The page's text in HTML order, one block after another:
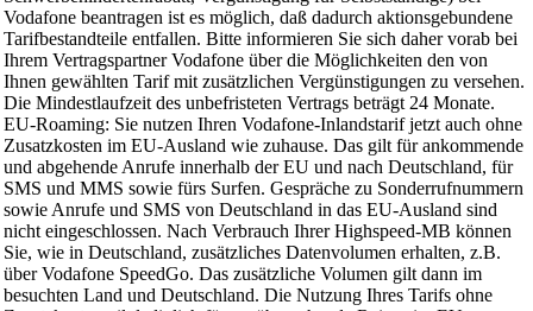
Vodafone beantragen ist es möglich, daß dadurch aktionsgebundene
Tarifbestandteile entfallen. Bitte informieren Sie sich daher vorab bei
Ihrem Vertragspartner Vodafone über die Möglichkeiten den von
Ihnen gewählten Tarif mit zusätzlichen Vergünstigungen zu versehen.
Die Mindestlaufzeit des unbefristeten Vertrags beträgt 24 Monate.
EU-Roaming: Sie nutzen Ihren Vodafone-Inlandstarif jetzt auch ohne
Zusatzkosten im EU-Ausland wie zuhause. Das gilt für ankommende
und abgehende Anrufe innerhalb der EU und nach Deutschland, für
SMS und MMS sowie fürs Surfen. Gespräche zu Sonderrufnummern
sowie Anrufe und SMS von Deutschland in das EU-Ausland sind
nicht eingeschlossen. Nach Verbrauch Ihrer Highspeed-MB können
Sie, wie in Deutschland, zusätzliches Datenvolumen erhalten, z.B.
über Vodafone SpeedGo. Das zusätzliche Volumen gilt dann im
besuchten Land und Deutschland. Die Nutzung Ihres Tarifs ohne